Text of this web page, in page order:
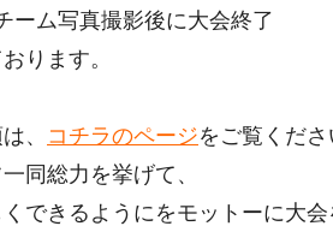
ーム写真撮影後に大会終了
ります。
、 コチラのページをご覧くだ
同総力を挙げて、
できるようにをモットーに大